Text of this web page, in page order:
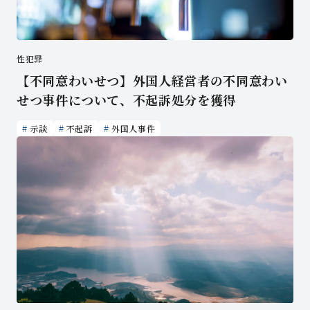
性犯罪
【不同意わいせつ】外国人経営者の不同意わい
せつ事件について、不起訴処分を獲得
示談 不起訴 外国人事件